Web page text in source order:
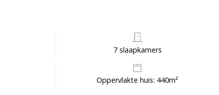
7 slaapkamers
Oppervlakte huis: 440m²